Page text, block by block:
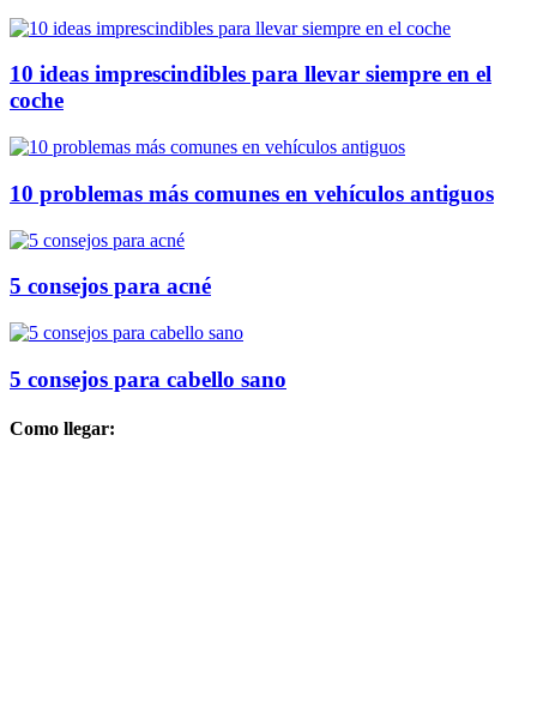
10 ideas imprescindibles para llevar siempre en el
coche
10 problemas más comunes en vehículos antiguos
5 consejos para acné
5 consejos para cabello sano
Como llegar: